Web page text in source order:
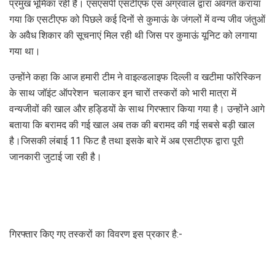
प्रमुख भूमिका रही है। एसएसपी एसटीएफ एस अग्रवाल द्वारा अवगत कराया
गया कि एसटीएफ को पिछले कई दिनों से कुमाऊं के जंगलों में वन्य जीव जंतुओं
के अवैध शिकार की सूचनाएं मिल रही थी जिस पर कुमाऊं यूनिट को लगाया
गया था।
उन्होंने कहा कि आज हमारी टीम ने वाइल्डलाइफ दिल्ली व खटीमा फॉरेस्किन
के साथ जॉइंट ऑपरेशन चलाकर इन चारों तस्करों को भारी मात्रा में
वन्यजीवों की खाल और हड्डियों के साथ गिरफ्तार किया गया है। उन्होंने आगे
बताया कि बरामद की गई खाल अब तक की बरामद की गई सबसे बड़ी खाल
है।जिसकी लंबाई 11 फिट है तथा इसके बारे में अब एसटीएफ द्वारा पूरी
जानकारी जुटाई जा रही है।
गिरफ्तार किए गए तस्करों का विवरण इस प्रकार है:-